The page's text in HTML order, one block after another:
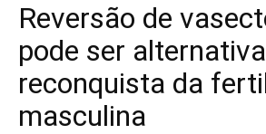
Reversão de
pode ser
reconquista da
masculina